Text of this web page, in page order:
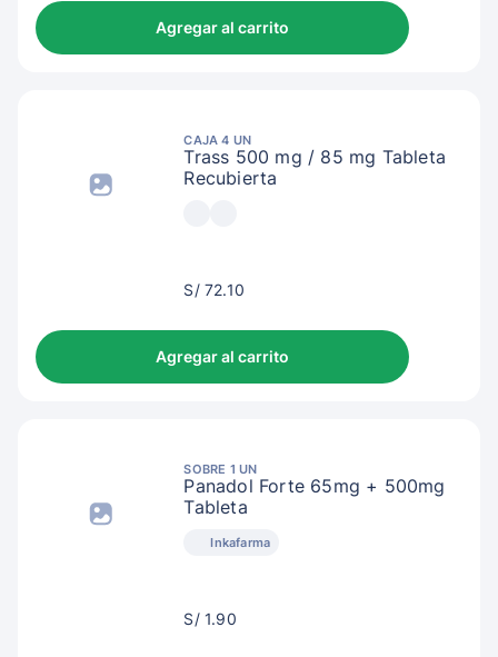
Agregar al carrito
CAJA 4 UN
Trass 500 mg / 85 mg Tableta
Recubierta
S/
S/ 72.10
Agregar al carrito
SOBRE 1 UN
Panadol Forte 65mg + 500mg
Tableta
Inkafarma
S/
S/ 1.90